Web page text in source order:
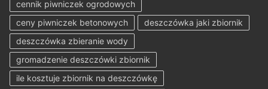
cennik piwniczek ogrodowych
ceny piwniczek betonowych
deszczówka jaki zbiornik
deszczówka zbieranie wody
gromadzenie deszczówki zbiornik
ile kosztuje zbiornik na deszczówkę